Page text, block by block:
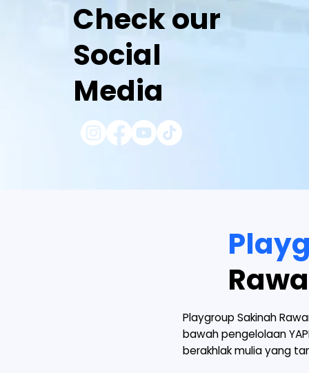
Check our
Social
Media
Playgroup Sakinah
bawah pengelolaan
berakhlak mulia yang